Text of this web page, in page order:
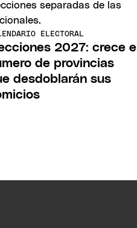
ELECTORAL
2027: crece el
de provincias
desdoblarán sus